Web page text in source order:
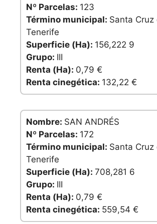
Nº Parcelas: 123
Término municipal: Santa Cruz
Tenerife
Superficie (Ha): 156,222 9
Grupo: III
Renta (Ha): 0,79 €
Renta cinegética: 132,22 €
Nombre: SAN ANDRÉS
Nº Parcelas: 172
Término municipal: Santa Cruz
Tenerife
Superficie (Ha): 708,281 6
Grupo: III
Renta (Ha): 0,79 €
Renta cinegética: 559,54 €